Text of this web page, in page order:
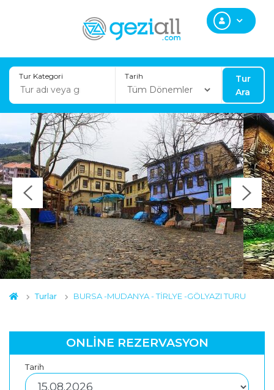
Tur Kategori Tarih
Tur
Ara
Turlar BURSA -MUDANYA - TİRLYE -GÖLYAZI TURU
ONLİNE REZERVASYON
Tarih